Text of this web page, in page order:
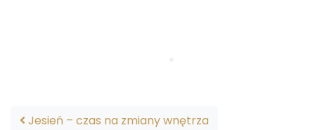
Jesień – czas na zmiany wnętrza